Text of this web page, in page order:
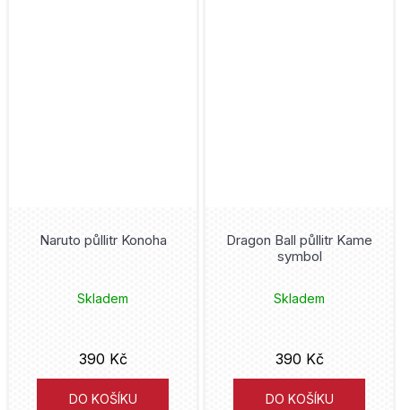
Naruto půllitr Konoha
Skladem
390 Kč
DO KOŠÍKU
Dragon Ball půllitr Kame
symbol
Skladem
390 Kč
DO KOŠÍKU